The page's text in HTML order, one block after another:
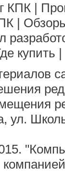
КПК |
|
купить |
ул.